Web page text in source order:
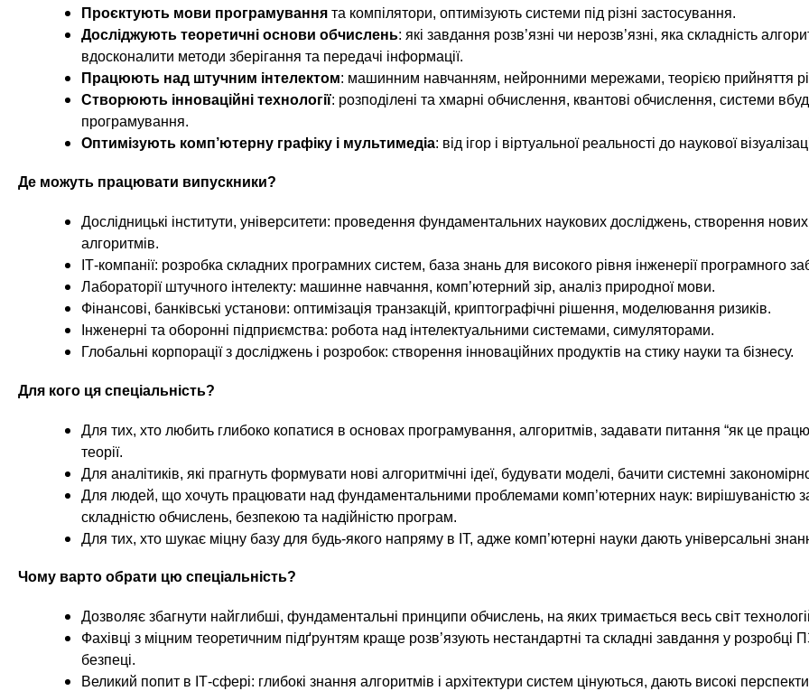
o
Проєктують мови програмуваннята компілятори, оптимізують системи під різні застосування.
Досліджують теоретичні основи обчислень: які завдання розв’язні чи нерозв’язні, яка складність
вдосконалити методи зберігання та передачі інформації.
Працюють над штучним інтелектом: машинним навчанням, нейронними мережами, теорією прийняття
Створюють інноваційні технології: розподілені та хмарні обчислення, квантові обчислення, системи
програмування.
Оптимізують комп’ютерну графіку і мультимедіа: від ігор і віртуальної реальності до наукової
Де можуть працювати випускники?
Дослідницькі інститути, університети: проведення фундаментальних наукових досліджень, створення нових
алгоритмів.
ІТ-компанії: розробка складних програмних систем, база знань для високого рівня інженерії програмного
Лабораторії штучного інтелекту: машинне навчання, комп’ютерний зір, аналіз природної мови.
Фінансові, банківські установи: оптимізація транзакцій, криптографічні рішення, моделювання ризиків.
Інженерні та оборонні підприємства: робота над інтелектуальними системами, симуляторами.
Глобальні корпорації з досліджень і розробок: створення інноваційних продуктів на стику науки та бізнесу.
Для кого ця спеціальність?
Для тих, хто любить глибоко копатися в основах програмування, алгоритмів, задавати питання “як це
теорії.
Для аналітиків, які прагнуть формувати нові алгоритмічні ідеї, будувати моделі, бачити системні
Для людей, що хочуть працювати над фундаментальними проблемами комп’ютерних наук: вирішуваністю
складністю обчислень, безпекою та надійністю програм.
Для тих, хто шукає міцну базу для будь-якого напряму в ІТ, адже комп’ютерні науки дають універсальні
Чому варто обрати цю спеціальність?
Дозволяє збагнути найглибші, фундаментальні принципи обчислень, на яких тримається весь світ
Фахівці з міцним теоретичним підґрунтям краще розв’язують нестандартні та складні завдання у розробці
безпеці.
Великий попит в ІТ-сфері: глибокі знання алгоритмів і архітектури систем цінуються, дають високі